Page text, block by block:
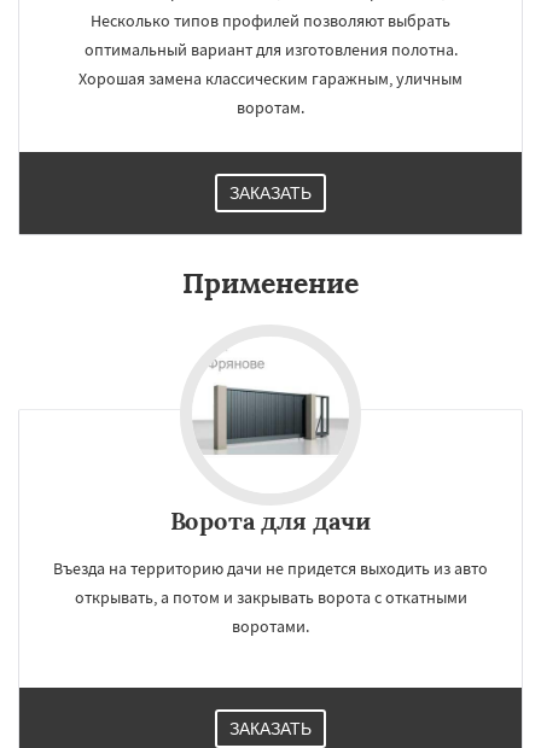
Несколько типов профилей позволяют выбрать
оптимальный вариант для изготовления полотна.
Хорошая замена классическим гаражным, уличным
воротам.
ЗАКАЗАТЬ
Применение
Ворота для дачи
Въезда на территорию дачи не придется выходить из авто
открывать, а потом и закрывать ворота с откатными
воротами.
ЗАКАЗАТЬ